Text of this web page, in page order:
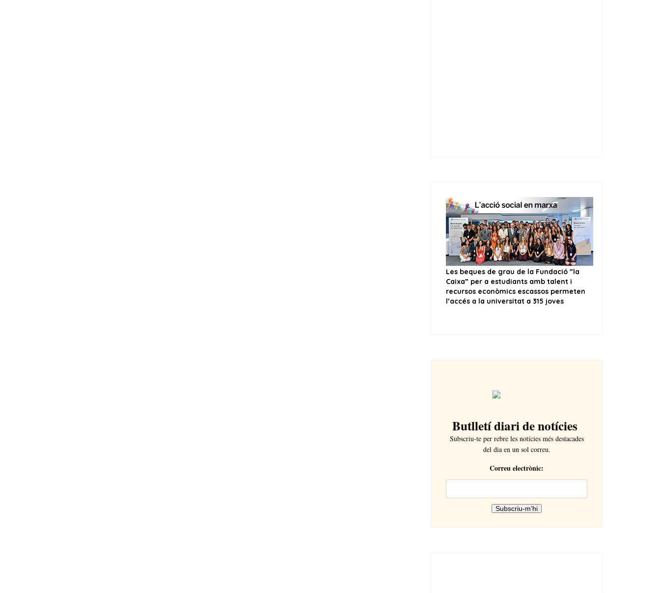
Butlletí diari de notícies
Subscriu-te per rebre les notícies més destacades
del dia en un sol correu.
Correu electrònic: